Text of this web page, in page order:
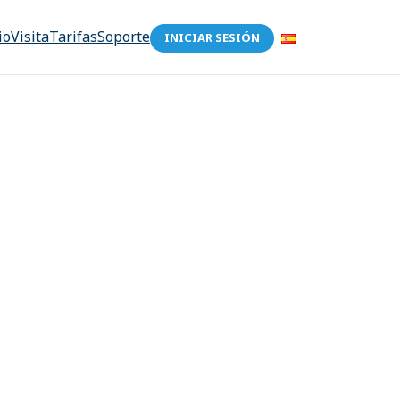
VisitaTarifasSoporte INICIAR SESIÓN